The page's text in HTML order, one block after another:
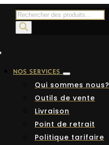
Recherche
de
NOS SERVICES
Qui sommes nous?
Outils de vente
Livraison
Point de retrait
Politique tarifaire